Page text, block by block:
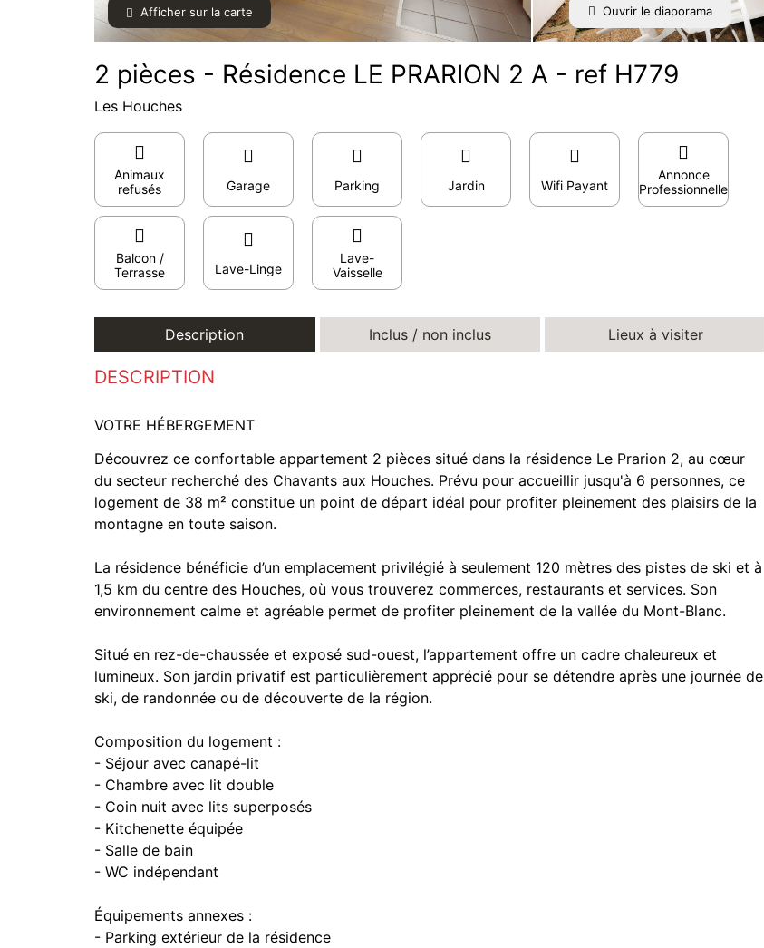
Afficher sur la carte Ouvrir le diaporama
2 pièces - Résidence LE PRARION 2 A - ref H779
Les Houches
Animaux
refusés
Garage Parking Jardin Wifi Payant
Annonce
Professionnelle
Balcon /
Terrasse
Lave-Linge
Lave-
Vaisselle
Description Inclus / non inclus Lieux à visiter
DESCRIPTION
VOTRE HÉBERGEMENT
Découvrez ce confortable appartement 2 pièces situé dans la résidence Le Prarion 2, au cœur
du secteur recherché des Chavants aux Houches. Prévu pour accueillir jusqu'à 6 personnes, ce
logement de 38 m² constitue un point de départ idéal pour profiter pleinement des plaisirs de la
montagne en toute saison.
La résidence bénéficie d’un emplacement privilégié à seulement 120 mètres des pistes de ski et à
1,5 km du centre des Houches, où vous trouverez commerces, restaurants et services. Son
environnement calme et agréable permet de profiter pleinement de la vallée du Mont-Blanc.
Situé en rez-de-chaussée et exposé sud-ouest, l’appartement offre un cadre chaleureux et
lumineux. Son jardin privatif est particulièrement apprécié pour se détendre après une journée de
ski, de randonnée ou de découverte de la région.
Composition du logement :
- Séjour avec canapé-lit
- Chambre avec lit double
- Coin nuit avec lits superposés
- Kitchenette équipée
- Salle de bain
- WC indépendant
Équipements annexes :
- Parking extérieur de la résidence